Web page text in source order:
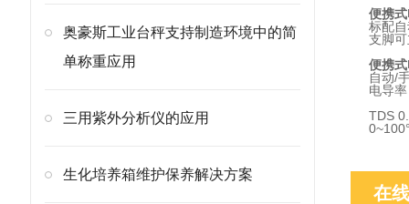
奥豪斯工业台秤支持制造环境中的简
单称重应用
三用紫外分析仪的应用
生化培养箱维护保养解决方案
便携
标配
支脚
便携
自动/
电导
TDS
在